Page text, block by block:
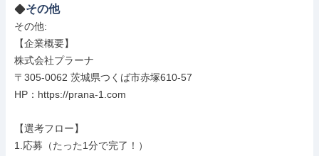
その他
その他:
【企業概要】
株式会社プラーナ
〒305-0062 茨城県つくば市赤塚610-57
HP：https://prana-1.com
【選考フロー】
1.応募（たった1分で完了！）